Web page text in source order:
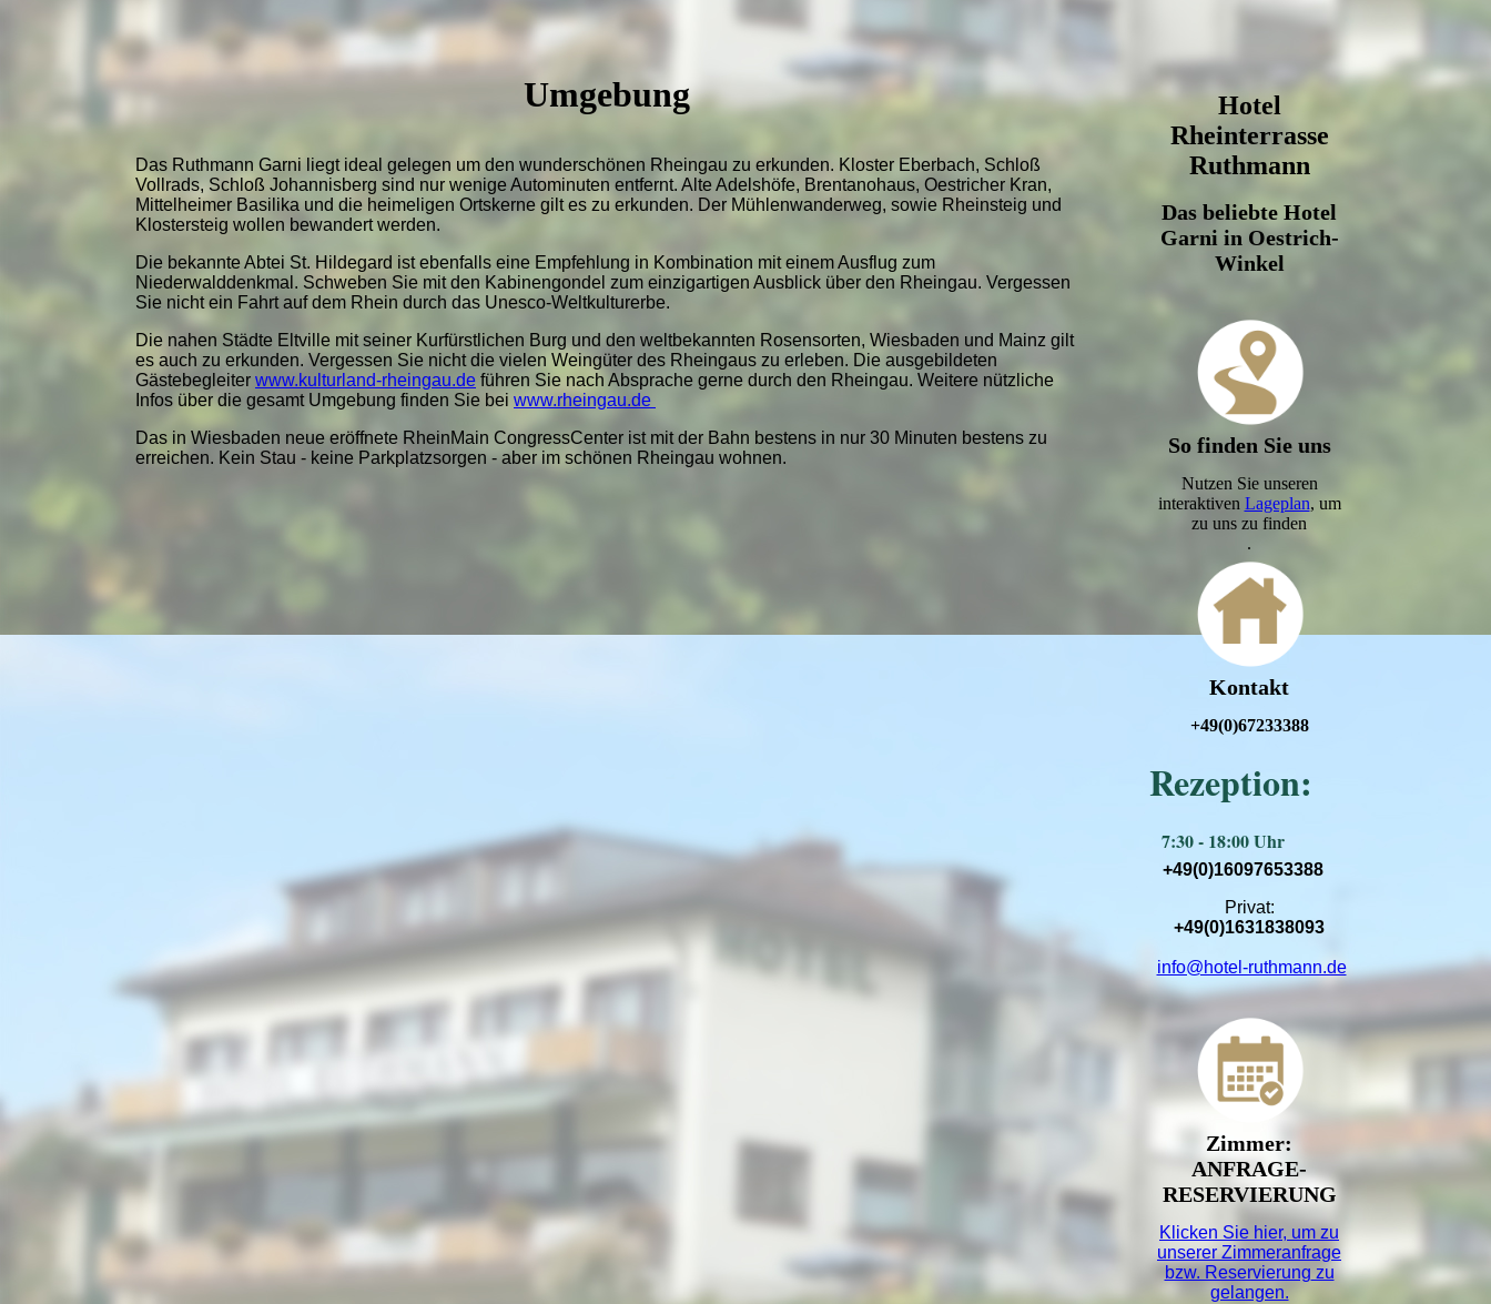
Umgebung
Das Ruthmann Garni liegt ideal gelegen um den wunderschönen Rheingau zu erkunden. Kloster Eberbach, Schloß
Vollrads, Schloß Johannisberg sind nur wenige Autominuten entfernt. Alte Adelshöfe, Brentanohaus, Oestricher Kran,
Mittelheimer Basilika und die heimeligen Ortskerne gilt es zu erkunden. Der Mühlenwanderweg, sowie Rheinsteig und
Klostersteig wollen bewandert werden.
Die bekannte Abtei St. Hildegard ist ebenfalls eine Empfehlung in Kombination mit einem Ausflug zum
Niederwalddenkmal. Schweben Sie mit den Kabinengondel zum einzigartigen Ausblick über den Rheingau. Vergessen
Sie nicht ein Fahrt auf dem Rhein durch das Unesco-Weltkulturerbe.
Die nahen Städte Eltville mit seiner Kurfürstlichen Burg und den weltbekannten Rosensorten, Wiesbaden und Mainz gilt
es auch zu erkunden. Vergessen Sie nicht die vielen Weingüter des Rheingaus zu erleben. Die ausgebildeten
Gästebegleiter www.kulturland-rheingau.de führen Sie nach Absprache gerne durch den Rheingau. Weitere nützliche
Infos über die gesamt Umgebung finden Sie bei www.rheingau.de
Das in Wiesbaden neue eröffnete RheinMain CongressCenter ist mit der Bahn bestens in nur 30 Minuten bestens zu
erreichen. Kein Stau - keine Parkplatzsorgen - aber im schönen Rheingau wohnen.
Hotel
Rheinterrasse
Ruthmann
Das beliebte Hotel
Garni in Oestrich-
Winkel
So finden Sie uns
Nutzen Sie unseren
interaktiven Lageplan, um
zu uns zu finden
.
Kontakt
+49(0)67233388
Rezeption:
7:30 - 18:00 Uhr
+49(0)16097653388
Privat:
+49(0)1631838093
info@hotel-ruthmann.de
Zimmer:
ANFRAGE-
RESERVIERUNG
Klicken Sie hier, um zu
unserer Zimmeranfrage
bzw. Reservierung zu
gelangen.